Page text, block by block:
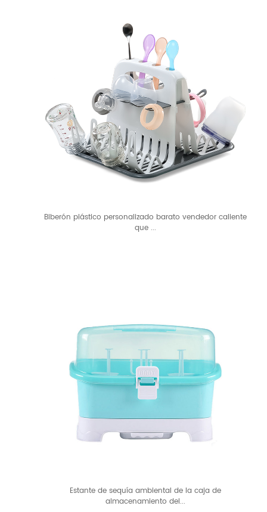
Biberón plástico personalizado barato vendedor caliente
que ...
Estante de sequía ambiental de la caja de
almacenamiento del...